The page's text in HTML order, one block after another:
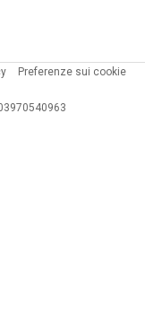
Preferenze sui cookie